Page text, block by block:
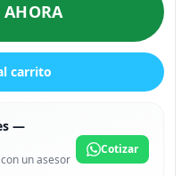
AHORA
carrito
—
un asesor
Cotizar